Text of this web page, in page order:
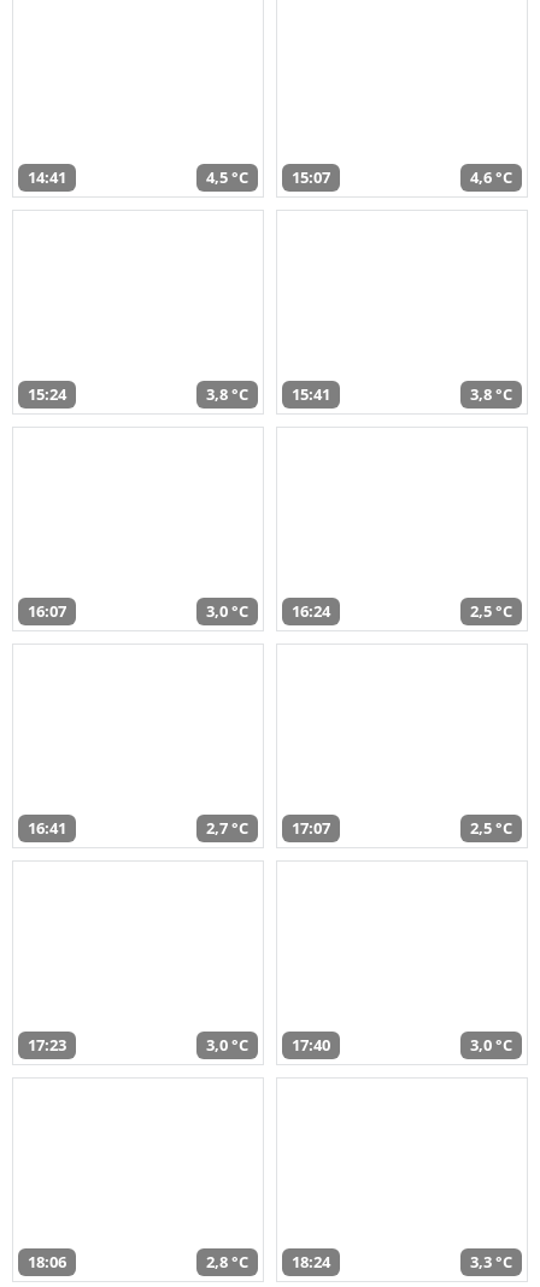
14:41 4,5 °C 15:07 4,6 °C
15:24 3,8 °C 15:41 3,8 °C
16:07 3,0 °C 16:24 2,5 °C
16:41 2,7 °C 17:07 2,5 °C
17:23 3,0 °C 17:40 3,0 °C
18:06 2,8 °C 18:24 3,3 °C